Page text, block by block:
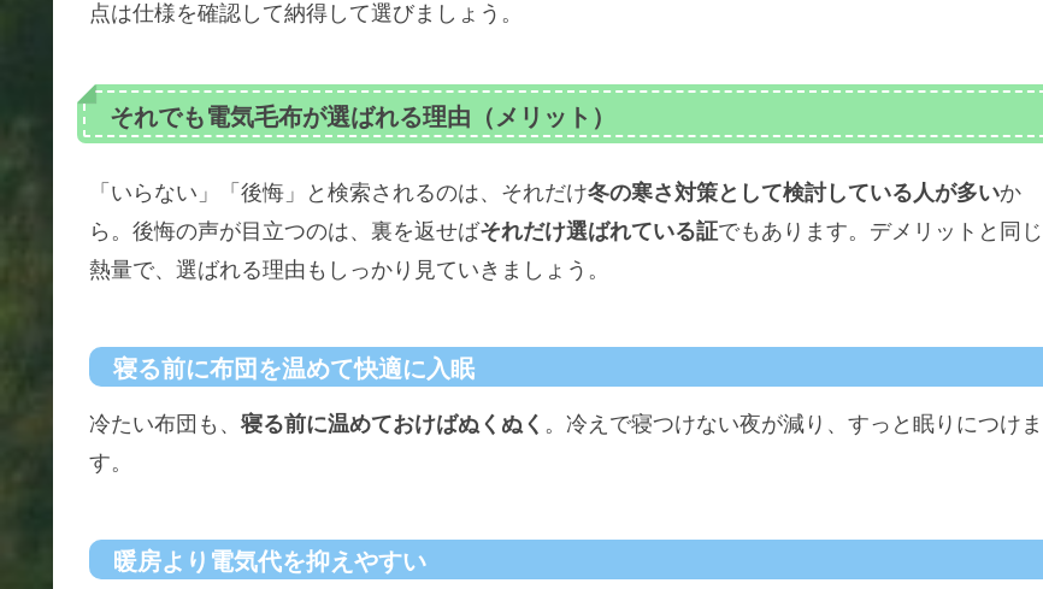
点は仕様を確認して納得して選びましょう。
それでも電気毛布が選ばれる理由（メリット）
「いらない」「後悔」と検索されるのは、それだけ冬の寒さ対策として検討している人が多いか
ら。後悔の声が目立つのは、裏を返せばそれだけ選ばれている証でもあります。デメリットと同じ
熱量で、選ばれる理由もしっかり見ていきましょう。
寝る前に布団を温めて快適に入眠
冷たい布団も、 寝る前に温めておけばぬくぬく 。冷えで寝つけない夜が減り、すっと眠りにつけま
す。
暖房より電気代を抑えやすい